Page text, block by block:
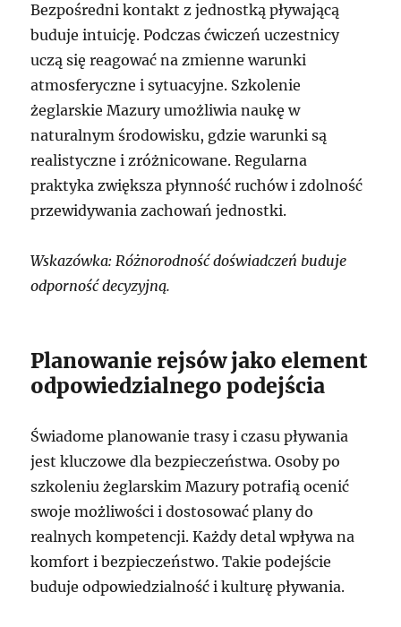
Bezpośredni kontakt z jednostką pływającą
buduje intuicję. Podczas ćwiczeń uczestnicy
uczą się reagować na zmienne warunki
atmosferyczne i sytuacyjne. Szkolenie
żeglarskie Mazury umożliwia naukę w
naturalnym środowisku, gdzie warunki są
realistyczne i zróżnicowane. Regularna
praktyka zwiększa płynność ruchów i zdolność
przewidywania zachowań jednostki.
Wskazówka: Różnorodność doświadczeń buduje
odporność decyzyjną.
Planowanie rejsów jako element
odpowiedzialnego podejścia
Świadome planowanie trasy i czasu pływania
jest kluczowe dla bezpieczeństwa. Osoby po
szkoleniu żeglarskim Mazury potrafią ocenić
swoje możliwości i dostosować plany do
realnych kompetencji. Każdy detal wpływa na
komfort i bezpieczeństwo. Takie podejście
buduje odpowiedzialność i kulturę pływania.